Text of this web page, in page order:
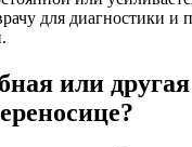
для диагностики и
или